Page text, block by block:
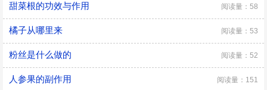
甜菜根的功效与作用 阅读量：58
橘子从哪里来 阅读量：53
粉丝是什么做的 阅读量：52
人参果的副作用 阅读量：151